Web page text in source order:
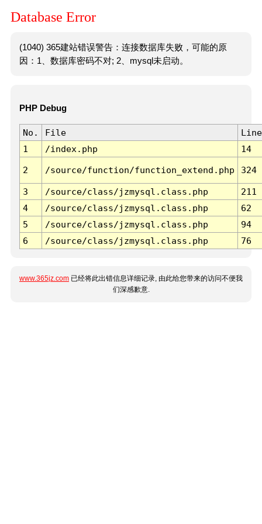
Database Error
(1040) 365建站错误警告：连接数据库失败，可能的原
因：1、数据库密码不对; 2、mysql未启动。
PHP Debug
No. File
Line
1
/index.php 14
2 /source/function/function_extend.php 324
3 /source/class/jzmysql.class.php
211
4
/source/class/jzmysql.class.php
62
5
/source/class/jzmysql.class.php
94
6
/source/class/jzmysql.class.php 76
www.365jz.com 已经将此出错信息详细记录, 由此给您带来的访问不便我
们深感歉意.